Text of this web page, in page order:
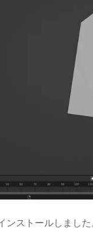
ストールしました